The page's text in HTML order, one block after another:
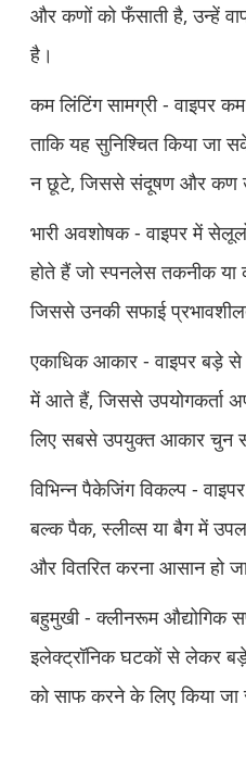
और कणों को फँसाती है, उन्हें
है।
कम लिंटिंग सामग्री - वाइपर
ताकि यह सुनिश्चित किया जा
न छूटे, जिससे संदूषण और कण
भारी अवशोषक - वाइपर में
होते हैं जो स्पनलेस तकनीक
जिससे उनकी सफाई
एकाधिक आकार - वाइपर बड़े
में आते हैं, जिससे उपयोगकर्ता
लिए सबसे उपयुक्त आकार चुन
विभिन्न पैकेजिंग विकल्प -
बल्क पैक, स्लीव्स या बैग में
और वितरित करना आसान हो
बहुमुखी - क्लीनरूम औद्योगिक
इलेक्ट्रॉनिक घटकों से लेकर
को साफ करने के लिए किया जा